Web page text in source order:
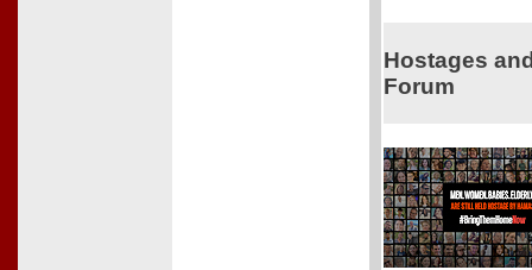
Hostages
Forum